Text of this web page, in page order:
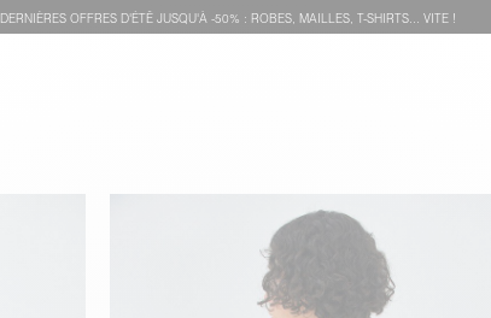
DERNIÈRES OFFRES D'ÉTÊ JUSQU'À -50% : ROBES, MAILLES, T-SHIRTS... VITE !